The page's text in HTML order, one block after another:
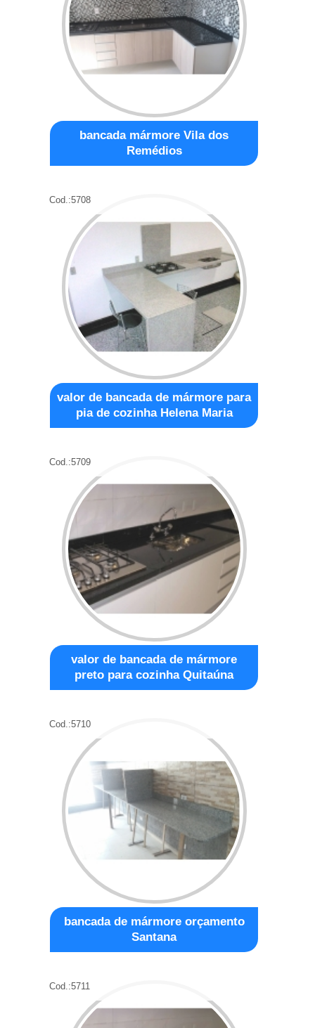
bancada mármore Vila dos
Remédios
Cod.:5708
valor de bancada de mármore para
pia de cozinha Helena Maria
Cod.:5709
valor de bancada de mármore
preto para cozinha Quitaúna
Cod.:5710
bancada de mármore orçamento
Santana
Cod.:5711